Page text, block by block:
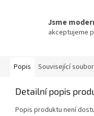
Jsme
akceptujeme
Popis Související
Detailní popis
Popis produktu není